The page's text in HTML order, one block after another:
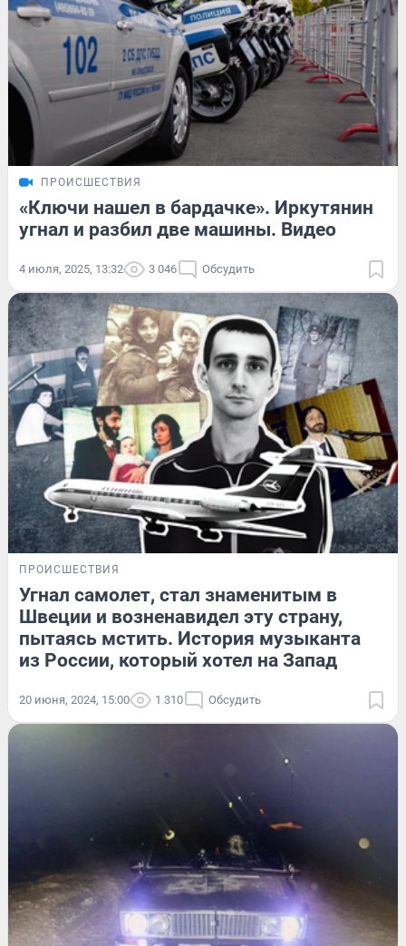
ПРОИСШЕСТВИЯ
«Ключи нашел в бардачке». Иркутянин
угнал и разбил две машины. Видео
4 июля, 2025, 13:32 3 046 Обсудить
ПРОИСШЕСТВИЯ
Угнал самолет, стал знаменитым в
Швеции и возненавидел эту страну,
пытаясь мстить. История музыканта
из России, который хотел на Запад
20 июня, 2024, 15:00 1 310 Обсудить